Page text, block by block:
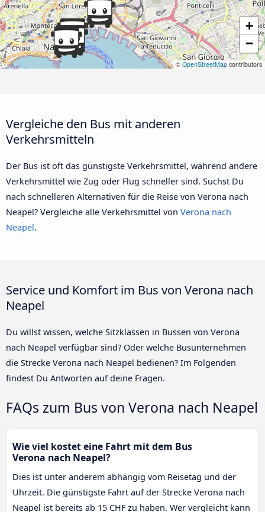
+
−
© OpenStreetMapcontributors
Vergleiche den Bus mit anderen
Verkehrsmitteln
Der Bus ist oft das günstigste Verkehrsmittel, während andere
Verkehrsmittel wie Zug oder Flug schneller sind. Suchst Du
nach schnelleren Alternativen für die Reise von Verona nach
Neapel? Vergleiche alle Verkehrsmittel von Verona nach
Neapel.
Service und Komfort im Bus von Verona nach
Neapel
Du willst wissen, welche Sitzklassen in Bussen von Verona
nach Neapel verfügbar sind? Oder welche Busunternehmen
die Strecke Verona nach Neapel bedienen? Im Folgenden
findest Du Antworten auf deine Fragen.
FAQs zum Bus von Verona nach Neapel
Wie viel kostet eine Fahrt mit dem Bus
Verona nach Neapel?
Dies ist unter anderem abhängig vom Reisetag und der
Uhrzeit. Die günstigste Fahrt auf der Strecke Verona nach
Neapel ist bereits ab 15 CHF zu haben. Wer vergleicht kann